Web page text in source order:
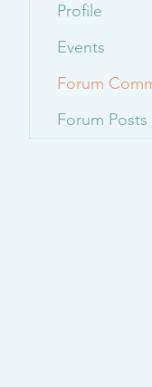
Profile
Events
Forum
Forum Posts